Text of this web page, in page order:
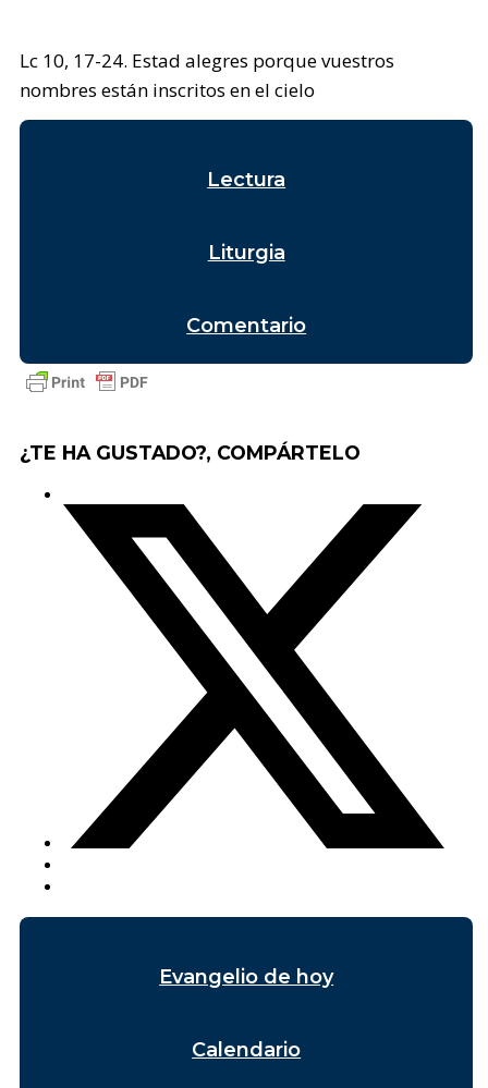
Lc 10, 17-24. Estad alegres porque vuestros
nombres están inscritos en el cielo
Lectura
Liturgia
Comentario
¿TE HA GUSTADO?, COMPÁRTELO
Evangelio de hoy
Calendario